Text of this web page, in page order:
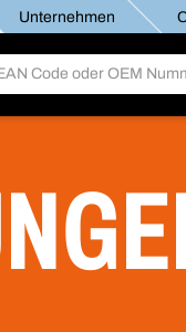
Unternehmen